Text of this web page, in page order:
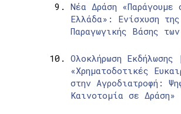
Νέα Δράση «Παράγουμε
Ελλάδα»: Ενίσχυση της
Παραγωγικής Βάσης
Ολοκλήρωση Εκδήλωσης |
«Χρηματοδοτικές
στην Αγροδιατροφή:
Καινοτομία σε Δράση»